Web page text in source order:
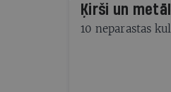
Ķirši un
10 neparastas